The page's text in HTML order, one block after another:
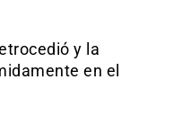
y la
en el